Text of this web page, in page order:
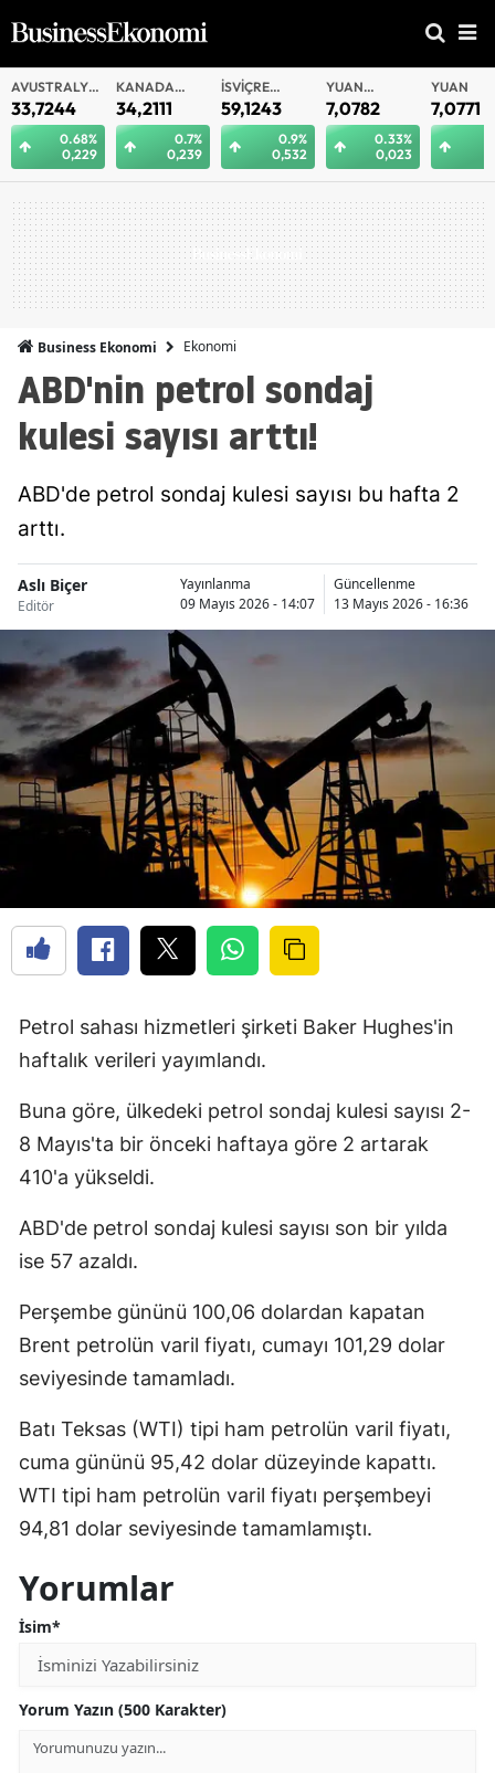
AVUSTRALYA
DOLARI
33,7244
0.68%
0,229
KANADA
DOLARI
34,2111
0.7%
0,239
İSVIÇRE
FRANKI
59,1243
0.9%
0,532
YUAN
OFFSHORE
7,0782
0.33%
0,023
YUAN
7,0771
Business Ekonomi Ekonomi
ABD'nin petrol sondaj
kulesi sayısı arttı!
ABD'de petrol sondaj kulesi sayısı bu hafta 2
arttı.
Aslı Biçer
Editör
Yayınlanma
09 Mayıs 2026 - 14:07
Güncellenme
13 Mayıs 2026 - 16:36
Petrol sahası hizmetleri şirketi Baker Hughes'in
haftalık verileri yayımlandı.
Buna göre, ülkedeki petrol sondaj kulesi sayısı 2-
8 Mayıs'ta bir önceki haftaya göre 2 artarak
410'a yükseldi.
ABD'de petrol sondaj kulesi sayısı son bir yılda
ise 57 azaldı.
Perşembe gününü 100,06 dolardan kapatan
Brent petrolün varil fiyatı, cumayı 101,29 dolar
seviyesinde tamamladı.
Batı Teksas (WTI) tipi ham petrolün varil fiyatı,
cuma gününü 95,42 dolar düzeyinde kapattı.
WTI tipi ham petrolün varil fiyatı perşembeyi
94,81 dolar seviyesinde tamamlamıştı.
Yorumlar
İsim*
Yorum Yazın (500 Karakter)